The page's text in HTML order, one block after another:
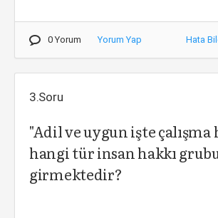
0 Yorum Yorum Yap Hata
3.Soru
"Adil ve uygun işte çalışma
hangi tür insan hakkı
girmektedir?